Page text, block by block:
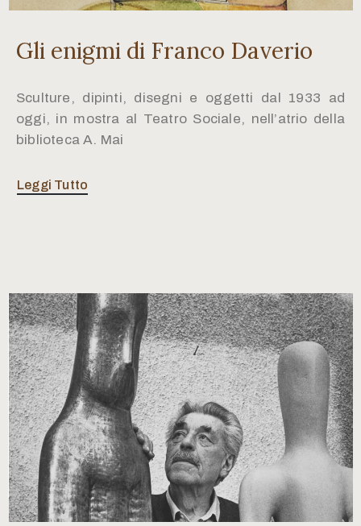
Gli enigmi di Franco Daverio
Sculture, dipinti, disegni e oggetti dal 1933 ad
oggi, in mostra al Teatro Sociale, nell’atrio della
biblioteca A. Mai
Leggi Tutto